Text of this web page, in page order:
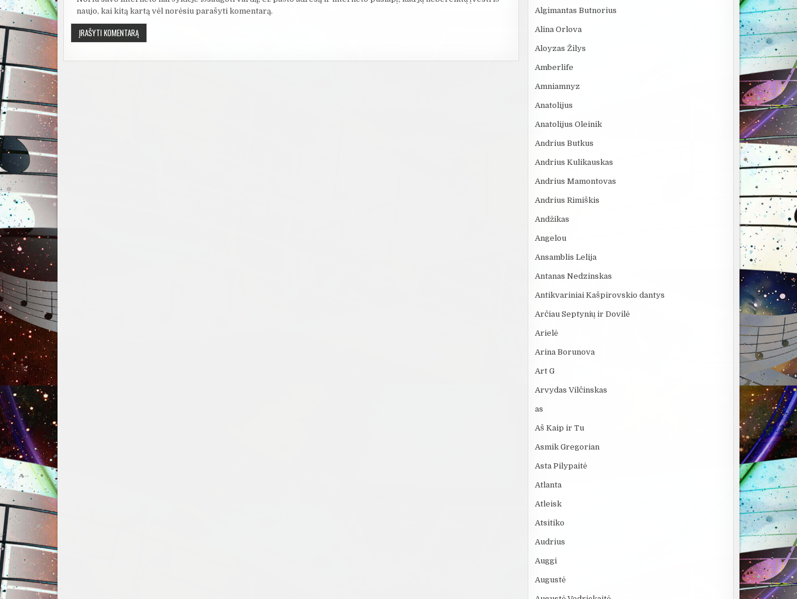
naujo, kai kitą kartą vėl norėsiu parašyti komentarą.
Algimantas Butnorius
Alina Orlova
Aloyzas Žilys
Amberlife
Amniamnyz
Anatolijus
Anatolijus Oleinik
Andrius Butkus
Andrius Kulikauskas
Andrius Mamontovas
Andrius Rimiškis
Andžikas
Angelou
Ansamblis Lelija
Antanas Nedzinskas
Antikvariniai Kašpirovskio dantys
Arčiau Septynių ir Dovilė
Arielė
Arina Borunova
Art G
Arvydas Vilčinskas
as
Aš Kaip ir Tu
Asmik Gregorian
Asta Pilypaitė
Atlanta
Atleisk
Atsitiko
Audrius
Auggi
Augustė